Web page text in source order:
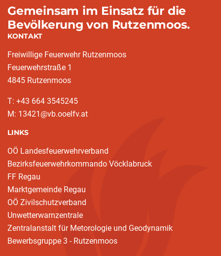
Gemeinsam im Einsatz für die
Bevölkerung von Rutzenmoos.
KONTAKT
Freiwillige Feuerwehr Rutzenmoos
Feuerwehrstraße 1
4845 Rutzenmoos
T: +43 664 3545245
M: 13421@vb.ooelfv.at
LINKS
OÖ Landesfeuerwehrverband
Bezirksfeuerwehrkommando Vöcklabruck
FF Regau
Marktgemeinde Regau
OÖ Zivilschutzverband
Unwetterwarnzentrale
Zentralanstalt für Metorologie und Geodynamik
Bewerbsgruppe 3 - Rutzenmoos